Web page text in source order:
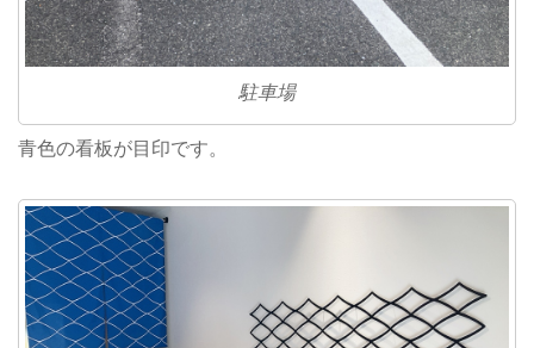
駐車場
青色の看板が目印です。